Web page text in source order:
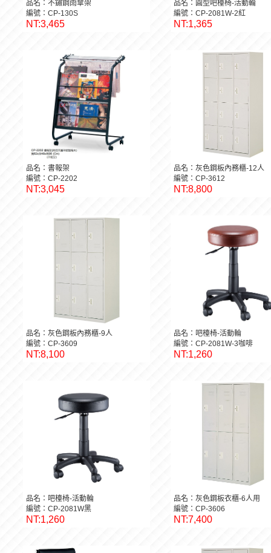
品名：不鏽鋼雨傘架
編號：CP-130S
NT:3,465
品名：圓型吧檯椅-活動輪
編號：CP-2081W-2紅
NT:1,365
品名：書報架
編號：CP-2202
NT:3,045
品名：灰色鋼板內務櫃-12人
編號：CP-3612
NT:8,800
品名：灰色鋼板內務櫃-9人
編號：CP-3609
NT:8,100
品名：吧檯椅-活動輪
編號：CP-2081W-3咖啡
NT:1,260
品名：吧檯椅-活動輪
編號：CP-2081W黑
NT:1,260
品名：灰色鋼板衣櫃-6人用
編號：CP-3606
NT:7,400